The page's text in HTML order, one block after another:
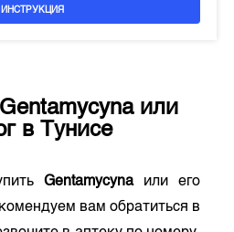
ИНСТРУКЦИЯ
Gentamycynaили
в Тунисе
Gentamycynaили его
вам обратиться в